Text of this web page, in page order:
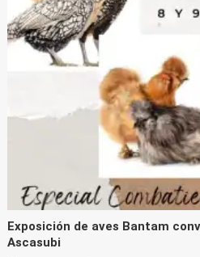
Exposición de aves Bantam
Ascasubi